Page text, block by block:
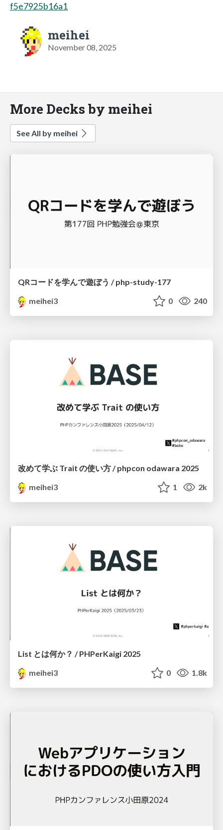
f5e7925b16a1
meihei
November 08, 2025
More Decks by meihei
See All by meihei
QRコードを学んで遊ぼう / php-study-177
meihei3
0 240
改めて学ぶ Trait の使い方 / phpcon odawara 2025
meihei3
1 2k
List とは何か？ / PHPerKaigi 2025
meihei3
0 1.8k